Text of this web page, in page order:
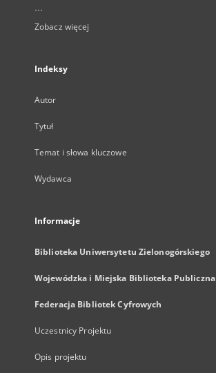
...
Zobacz więcej
Indeksy
Autor
Tytuł
Temat i słowa kluczowe
Wydawca
Informacje
Biblioteka Uniwersytetu Zielonogórskiego
Wojewódzka i Miejska Biblioteka Publiczna
Federacja Bibliotek Cyfrowych
Uczestnicy Projektu
Opis projektu